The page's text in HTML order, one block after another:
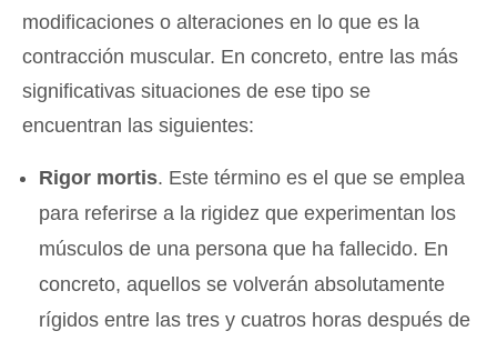
modificaciones o alteraciones en lo que es la
contracción muscular. En concreto, entre las más
significativas situaciones de ese tipo se
encuentran las siguientes:
Rigor mortis. Este término es el que se emplea
para referirse a la rigidez que experimentan los
músculos de una persona que ha fallecido. En
concreto, aquellos se volverán absolutamente
rígidos entre las tres y cuatros horas después de